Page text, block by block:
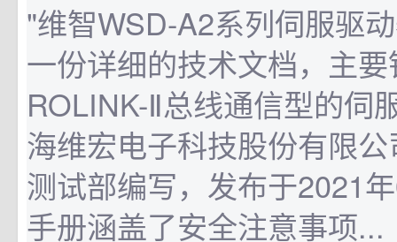
"维智WSD-A2系列伺服驱
一份详细的技术文档，主
ROLINK-Ⅱ总线通信型的伺
海维宏电子科技股份有限
测试部编写，发布于2021
手册涵盖了安全注意事项...